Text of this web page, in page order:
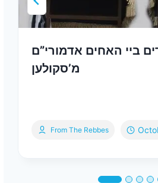
ביי האחים אדמורי”ם
מ’סקולען
From The Rebbes